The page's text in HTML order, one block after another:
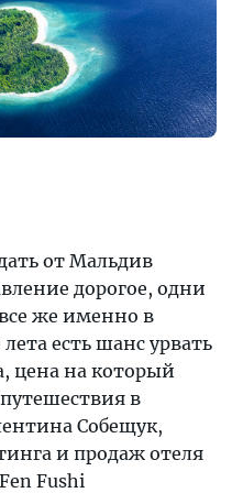
от Мальдив
дорогое, одни
же именно в
есть шанс урвать
цена на который
в
Собещук,
и продаж отеля
Fushi